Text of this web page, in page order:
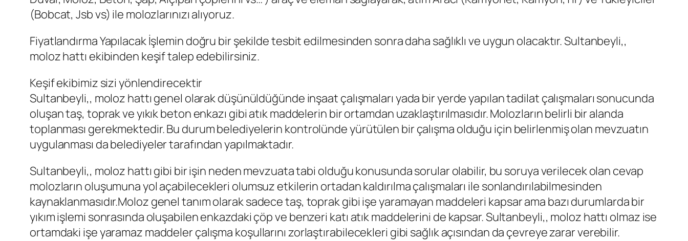
(Bobcat, Jsb vs) ile molozlarınızı alıyoruz.
Fiyatlandırma Yapılacak İşlemin doğru bir şekilde tesbit edilmesinden sonra daha sağlıklı ve uygun olacaktır. Sultanbeyli,,
moloz hattı ekibinden keşif talep edebilirsiniz.
Keşif ekibimiz sizi yönlendirecektir
Sultanbeyli,, moloz hattı genel olarak düşünüldüğünde inşaat çalışmaları yada bir yerde yapılan tadilat çalışmaları sonucunda
oluşan taş, toprak ve yıkık beton enkazı gibi atık maddelerin bir ortamdan uzaklaştırılmasıdır. Molozların belirli bir alanda
toplanması gerekmektedir. Bu durum belediyelerin kontrolünde yürütülen bir çalışma olduğu için belirlenmiş olan mevzuatın
uygulanması da belediyeler tarafından yapılmaktadır.
Sultanbeyli,, moloz hattı gibi bir işin neden mevzuata tabi olduğu konusunda sorular olabilir, bu soruya verilecek olan cevap
molozların oluşumuna yol açabilecekleri olumsuz etkilerin ortadan kaldırılma çalışmaları ile sonlandırılabilmesinden
kaynaklanmasıdır.Moloz genel tanım olarak sadece taş, toprak gibi işe yaramayan maddeleri kapsar ama bazı durumlarda bir
yıkım işlemi sonrasında oluşabilen enkazdaki çöp ve benzeri katı atık maddelerini de kapsar. Sultanbeyli,, moloz hattı olmaz ise
ortamdaki işe yaramaz maddeler çalışma koşullarını zorlaştırabilecekleri gibi sağlık açısından da çevreye zarar verebilir.